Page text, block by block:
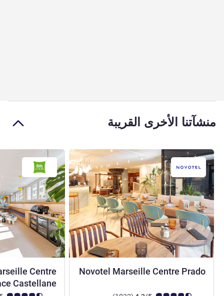
منشآتنا الأخرى القريبة
Novotel Marseille Centre Prado
Centre
Castellane